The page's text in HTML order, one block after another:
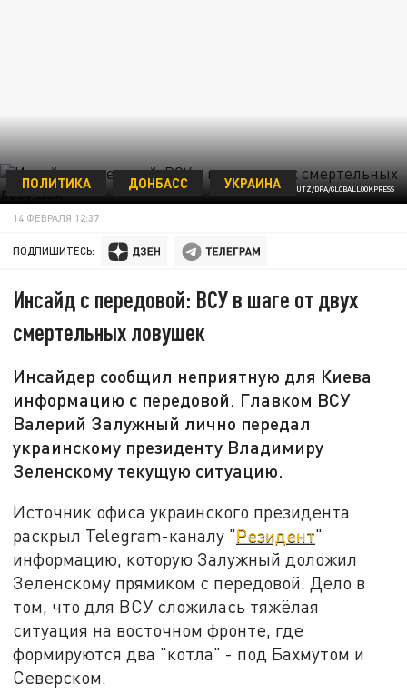
© ANN-MARIE UTZ/DPA/GLOBALLOOKPRESS
ПОЛИТИКА ДОНБАСС УКРАИНА
14 ФЕВРАЛЯ 12:37
ПОДПИШИТЕСЬ:
Инсайд с передовой: ВСУ в шаге от двух
смертельных ловушек
Инсайдер сообщил неприятную для Киева
информацию с передовой. Главком ВСУ
Валерий Залужный лично передал
украинскому президенту Владимиру
Зеленскому текущую ситуацию.
Источник офиса украинского президента
раскрыл Telegram-каналу "Резидент"
информацию, которую Залужный доложил
Зеленскому прямиком с передовой. Дело в
том, что для ВСУ сложилась тяжёлая
ситуация на восточном фронте, где
формируются два "котла" - под Бахмутом и
Северском.